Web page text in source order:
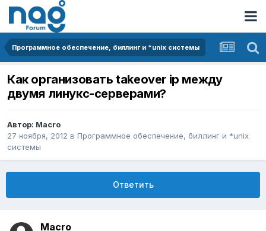
Программное обеспечение, биллинг и *unix системы
Как организовать takeover ip между
двумя линукс-серверами?
Автор: Macro
27 ноября, 2012 в Программное обеспечение, биллинг и *unix
системы
Ответить
Macro